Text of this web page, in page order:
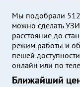
Мы подобрали 512
можно сделать
расстояние до
режим работы и
пешей
онлайн или по
Ближайший